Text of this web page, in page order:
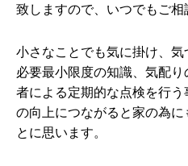
致しますので、いつでもご相
小さなことでも気に掛け、
必要最小限度の知識、気配
者による定期的な点検を行
の向上につながると家の為
とに思います。